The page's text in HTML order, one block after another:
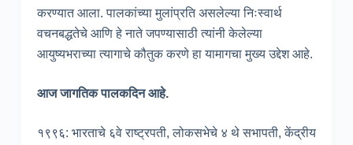
करण्यात आला. पालकांच्या मुलांप्रति असलेल्या निःस्वार्थ
वचनबद्धतेचे आणि हे नाते जपण्यासाठी त्यांनी केलेल्या
आयुष्यभराच्या त्यागाचे कौतुक करणे हा यामागचा मुख्य उद्देश आहे.
आज जागतिक पालकदिन आहे.
१९९६: भारताचे ६वे राष्ट्रपती, लोकसभेचे ४ थे सभापती, केंद्रीय